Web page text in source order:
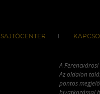
SAJTÓCENTER
A
Az oldalon
pontos
hivatkozással